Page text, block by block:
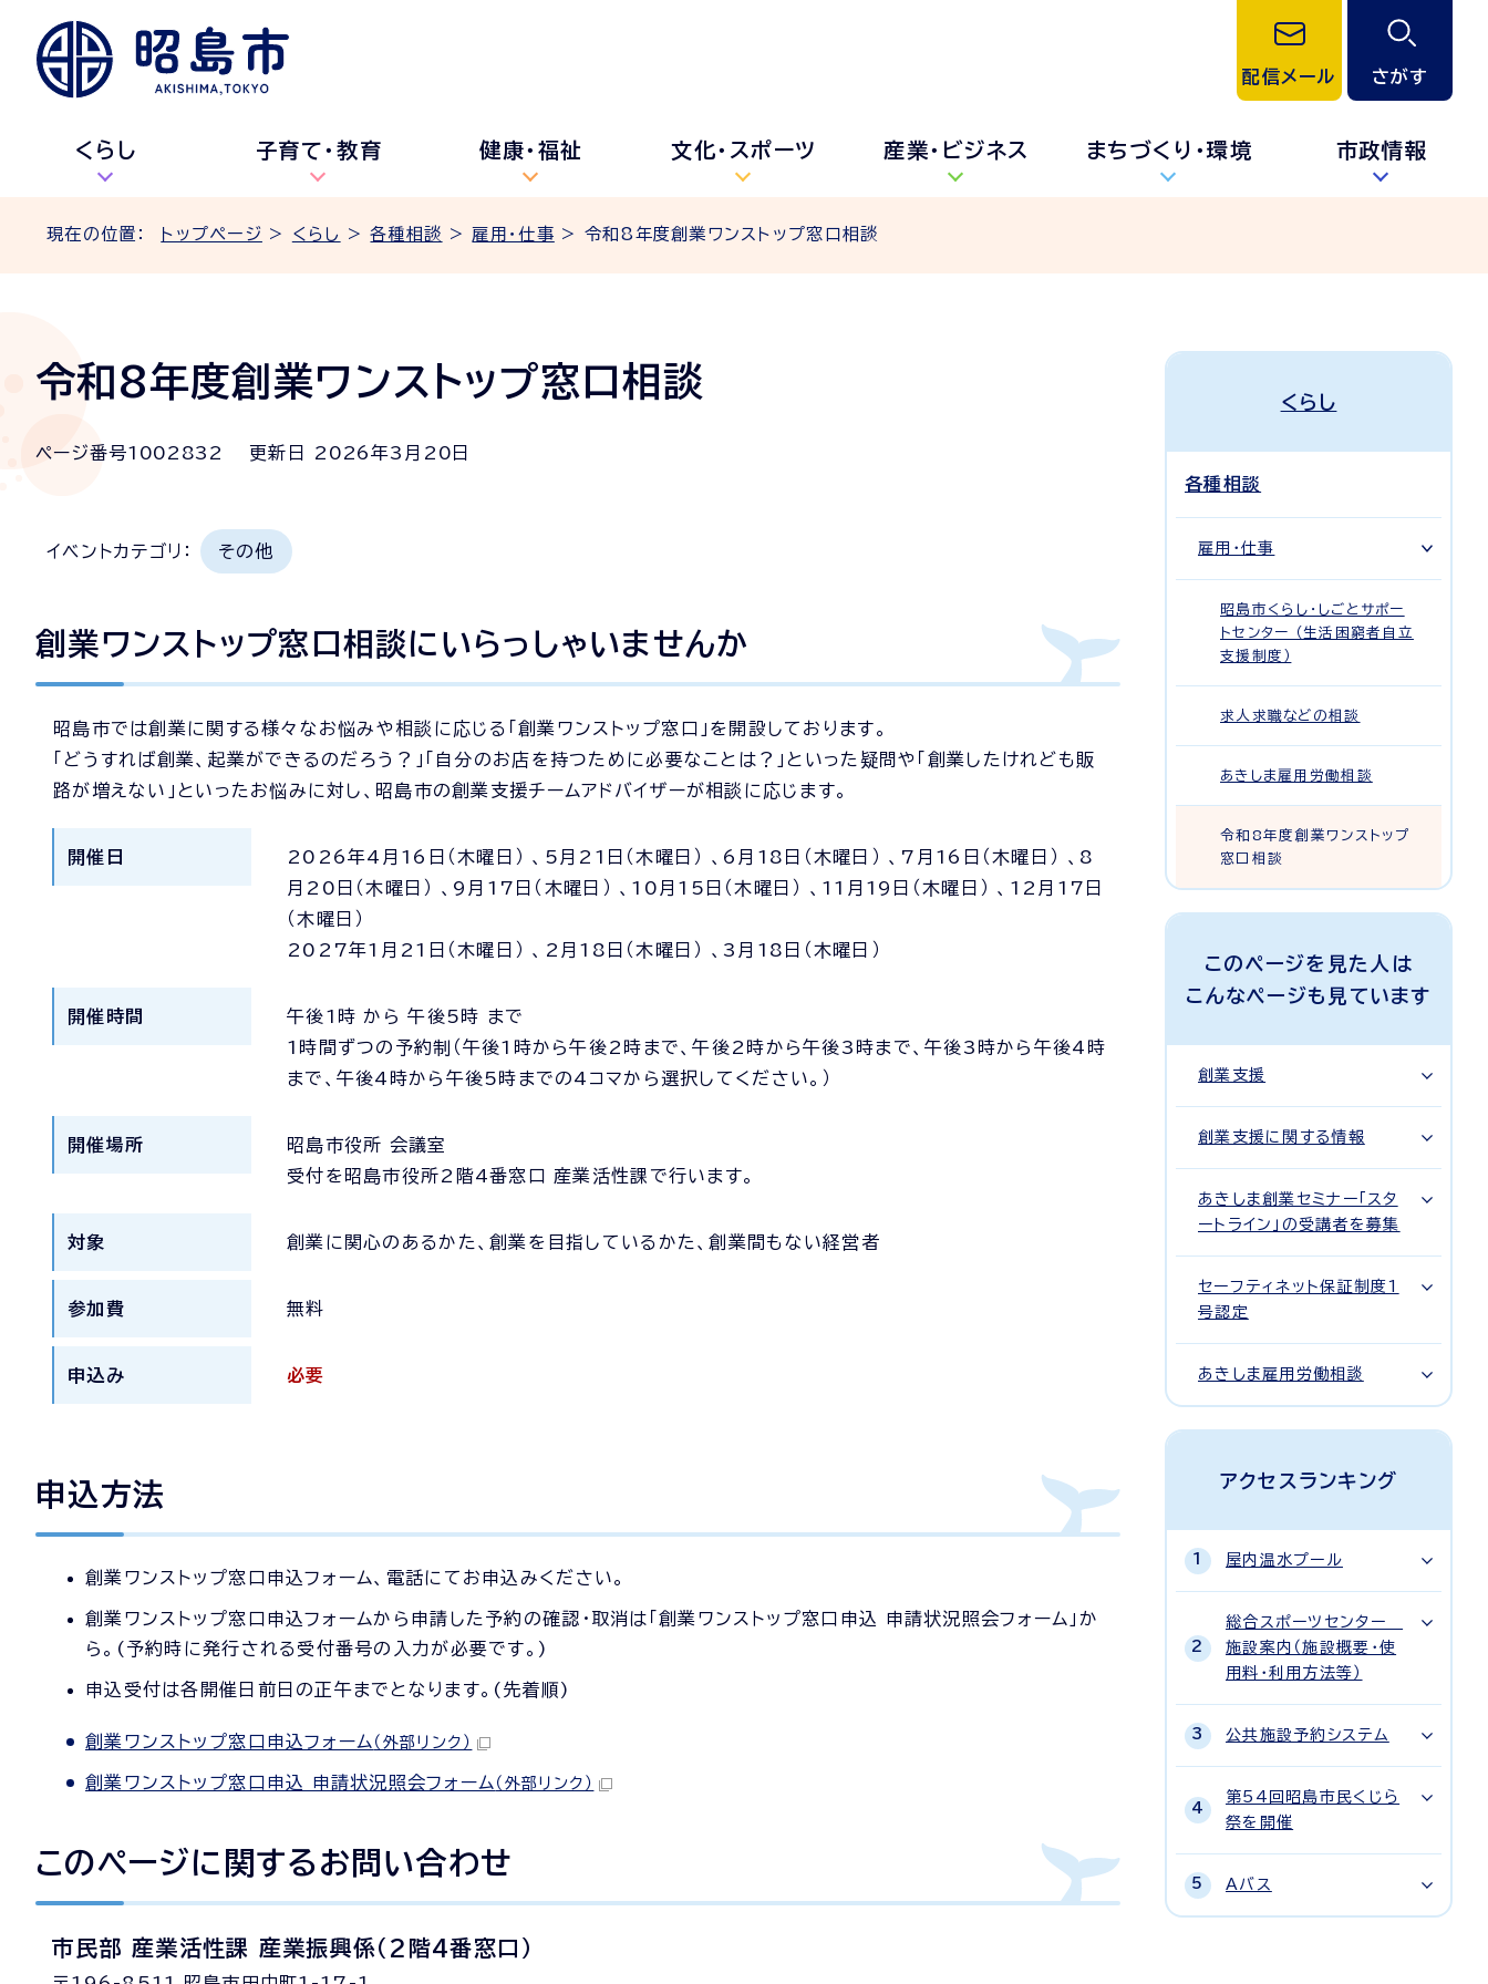
配信メール さがす
くらし 子育て・教育 健康・福祉 文化・スポーツ 産業・ビジネス まちづくり・環境 市政情報
現在の位置： トップページ > くらし >各種相談 > 雇用・仕事 > 令和8年度創業ワンストップ窓口相談
令和8年度創業ワンストップ窓口相談
ページ番号1002832 更新日 2026年3月 20 日
イベントカテゴリ： その他
創業ワンストップ窓口相談にいらっしゃいませんか
昭島市では創業に関する様々なお悩みや相談に応じる「創業ワンストップ窓口」を開設しております。
「どうすれば創業、起業ができるのだろう？」「自分のお店を持つために必要なことは？」といった疑問や「創業したけれども販
路が増えない」といったお悩みに対し、昭島市の創業支援チームアドバイザーが相談に応じます。
開催日
2026年4月16日（木曜日） 、5月21日（木曜日） 、6月18日（木曜日） 、7月16日（木曜日） 、8
月20日（木曜日） 、9月17日（木曜日） 、10月15日（木曜日） 、11月19日（木曜日） 、12月17日
（木曜日）
2027年1月21日（木曜日） 、2月18日（木曜日） 、3月18日（木曜日）
開催時間
午後1時 から 午後5時 まで
1時間ずつの予約制（午後1時から午後2時まで、午後2時から午後3時まで、午後3時から午後4時
まで、午後4時から午後5時までの4コマから選択してください。）
開催場所
昭島市役所 会議室
受付を昭島市役所2階4番窓口 産業活性課で行います。
対象 創業に関心のあるかた、創業を目指しているかた、創業間もない経営者
参加費 無料
申込み 必要
申込方法
創業ワンストップ窓口申込フォーム、電話にてお申込みください。
創業ワンストップ窓口申込フォームから申請した予約の確認・取消は「創業ワンストップ窓口申込 申請状況照会フォーム」か
ら。(予約時に発行される受付番号の入力が必要です。)
申込受付は各開催日前日の正午までとなります。(先着順)
創業ワンストップ窓口申込フォーム （外部リンク）
創業ワンストップ窓口申込 申請状況照会フォーム （外部リンク）
このページに関するお問い合わせ
市民部 産業活性課 産業振興係（2階4番窓口）
くらし
各種相談
雇用・仕事
昭島市くらし・しごとサポー
トセンター （生活困窮者自立
支援制度）
求人求職などの相談
あきしま雇用労働相談
令和8年度創業ワンストップ
窓口相談
このページを見た人は
こんなページも見ています
創業支援
創業支援に関する情報
あきしま創業セミナー「スタ
ートライン」の受講者を募集
セーフティネット保証制度1
号認定
あきしま雇用労働相談
アクセスランキング
屋内温水プール
総合スポーツセンター
施設案内（施設概要・使
用料・利用方法等）
公共施設予約システム
第54回昭島市民くじら
祭を開催
Aバス